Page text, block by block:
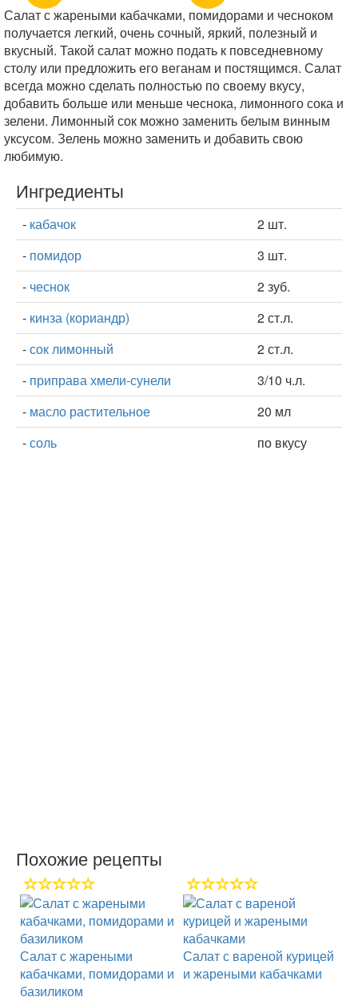
Салат с жареными кабачками, помидорами и чесноком
получается легкий, очень сочный, яркий, полезный и
вкусный. Такой салат можно подать к повседневному
столу или предложить его веганам и постящимся. Салат
всегда можно сделать полностью по своему вкусу,
добавить больше или меньше чеснока, лимонного сока и
зелени. Лимонный сок можно заменить белым винным
уксусом. Зелень можно заменить и добавить свою
любимую.
Ингредиенты
- кабачок
2 шт.
- помидор
3 шт.
- чеснок
2 зуб.
- кинза (кориандр)
2 ст.л.
-сок лимонный
2 ст.л.
- приправа хмели-сунели
3/10 ч.л.
- масло растительное
20 мл
-соль по вкусу
Похожие рецепты
Салат с жареными
кабачками, помидорами и
базиликом
Салат с вареной курицей
и жареными кабачками